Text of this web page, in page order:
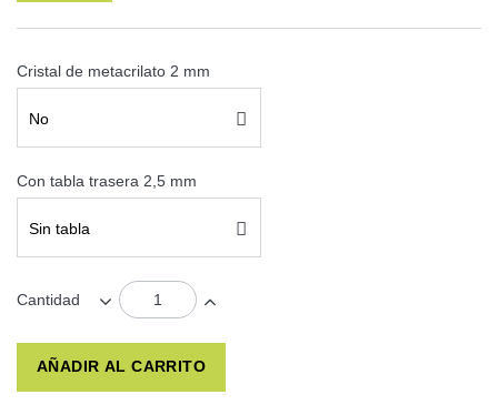
Cristal de metacrilato 2 mm
No
Con tabla trasera 2,5 mm
Sin tabla
Cantidad
AÑADIR AL CARRITO